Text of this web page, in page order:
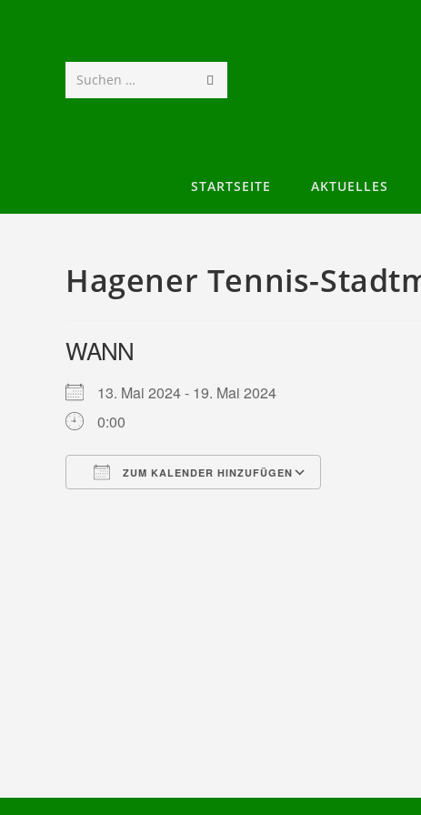
Suchen …
STARTSEITE AKTUELLES
Hagener Tennis-
WANN
13. Mai 2024 - 19. Mai 2024
0:00
ZUM KALENDER HINZUFÜGEN
Google